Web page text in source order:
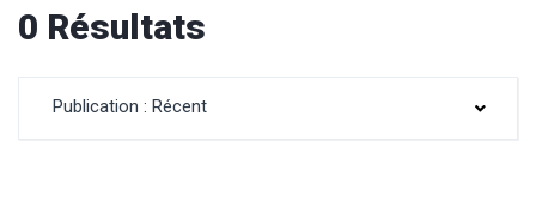
0 Résultats
Publication : Récent